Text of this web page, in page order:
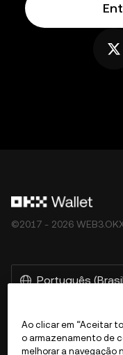
©2017 - 2026
Português
Mais sobre a OKX
Ao clicar em “Aceitar
o armazenamento de
melhorar a navegação